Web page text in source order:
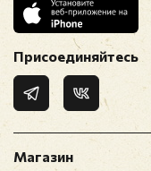
Магазин
Присоединяйтесь